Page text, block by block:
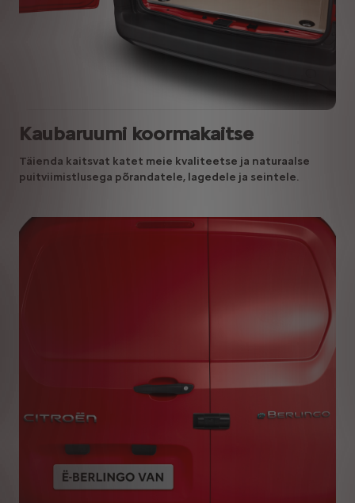
Kaubaruumi koormakaitse
Täienda kaitsvat katet meie kvaliteetse ja naturaalse
puitviimistlusega põrandatele, lagedele ja seintele.